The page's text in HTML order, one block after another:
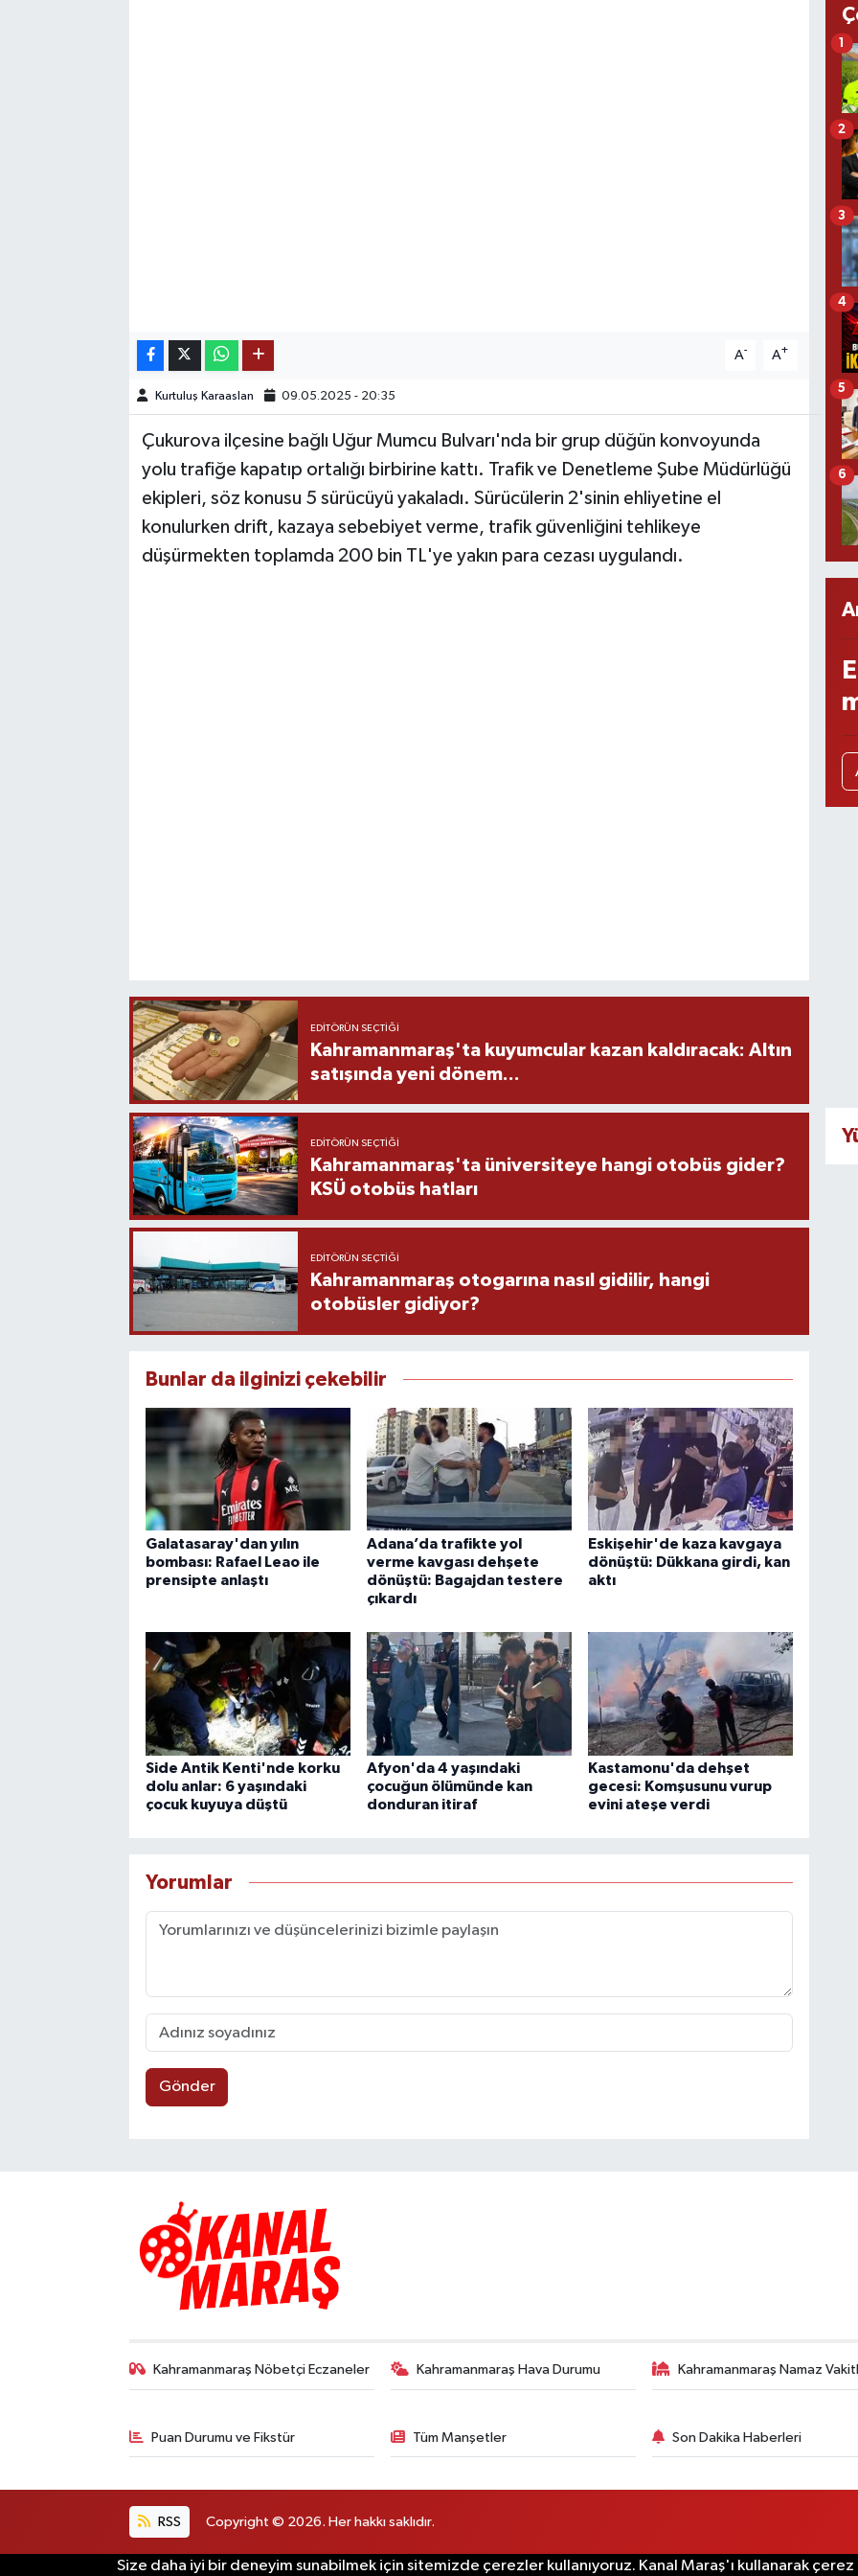
A- A+
Kurtuluş Karaaslan 09.05.2025 - 20:35
Çukurova ilçesine bağlı Uğur Mumcu Bulvarı'nda bir grup düğün konvoyunda
yolu trafiğe kapatıp ortalığı birbirine kattı. Trafik ve Denetleme Şube Müdürlüğü
ekipleri, söz konusu 5 sürücüyü yakaladı. Sürücülerin 2'sinin ehliyetine el
konulurken drift, kazaya sebebiyet verme, trafik güvenliğini tehlikeye
düşürmekten toplamda 200 bin TL'ye yakın para cezası uygulandı.
EDITÖRÜN SEÇTIĞI
Kahramanmaraş'ta kuyumcular kazan kaldıracak: Altın
satışında yeni dönem...
EDITÖRÜN SEÇTIĞI
Kahramanmaraş'ta üniversiteye hangi otobüs gider?
KSÜ otobüs hatları
EDITÖRÜN SEÇTIĞI
Kahramanmaraş otogarına nasıl gidilir, hangi
otobüsler gidiyor?
Bunlar da ilginizi çekebilir
Galatasaray'dan yılın
bombası: Rafael Leao ile
prensipte anlaştı
Adana’da trafikte yol
verme kavgası dehşete
dönüştü: Bagajdan testere
çıkardı
Eskişehir'de kaza kavgaya
dönüştü: Dükkana girdi, kan
aktı
Side Antik Kenti'nde korku
dolu anlar: 6 yaşındaki
çocuk kuyuya düştü
Afyon'da 4 yaşındaki
çocuğun ölümünde kan
donduran itiraf
Kastamonu'da dehşet
gecesi: Komşusunu vurup
evini ateşe verdi
Yorumlar
Gönder
1
2
3
4
5
6
Kahramanmaraş Nöbetçi Eczaneler Kahramanmaraş Hava Durumu Kahramanmaraş Namaz
Puan Durumu ve Fikstür Tüm Manşetler Son Dakika Haberleri
RSS Copyright © 2026. Her hakkı saklıdır.
Size daha iyi bir deneyim sunabilmek için sitemizde çerezler kullanıyoruz. Kanal Maraş'ı kullanarak çerez